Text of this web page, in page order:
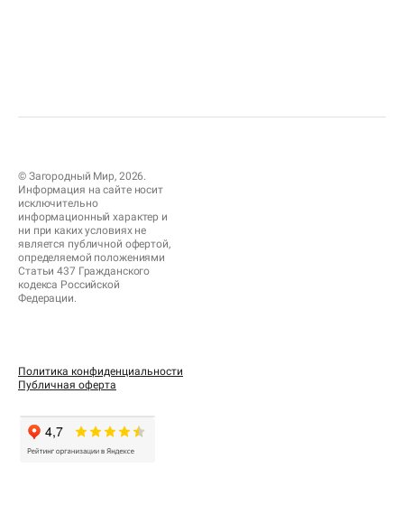
© Загородный Мир, 2026.
Информация на сайте носит
исключительно
информационный характер и
ни при каких условиях не
является публичной офертой,
определяемой положениями
Статьи 437 Гражданского
кодекса Российской
Федерации.
Политика конфиденциальности
Публичная оферта